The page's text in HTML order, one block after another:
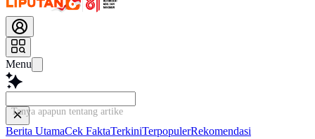
Menu
Tanya apapun tentang artikel ini...
Berita UtamaCek FaktaTerkiniTerpopulerRekomendasi